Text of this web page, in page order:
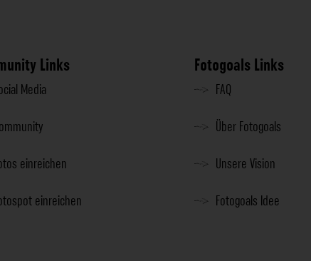
Links
Media
einreichen
einreichen
Fotogoals Links
FAQ
Über Fotogoals
Unsere Vision
Fotogoals Idee